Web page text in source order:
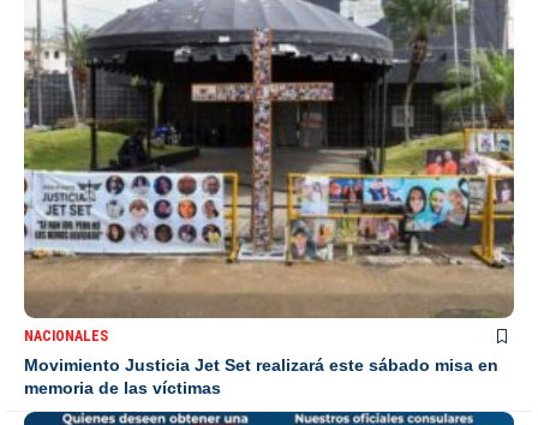
NACIONALES
Movimiento Justicia Jet Set realizará este sábado misa en
memoria de las víctimas